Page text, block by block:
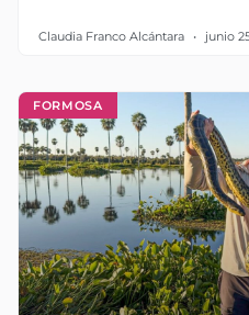
Claudia Franco Alcántara junio
FORMOSA